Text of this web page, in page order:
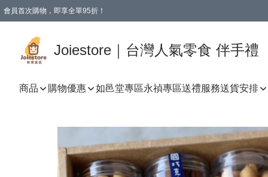
會員首次購物，即享全單95折！
Joiestore｜台灣人氣零食 伴手禮
商品 購物優惠 如邑堂專區永禎專區送禮服務送貨安排